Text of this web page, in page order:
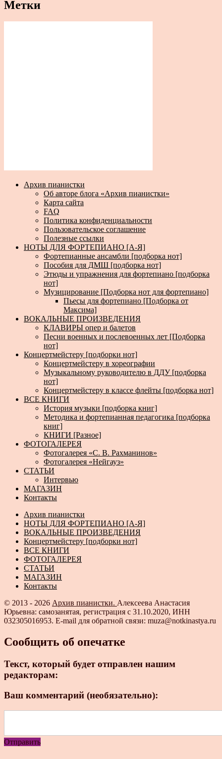
Метки
Архив пианистки
Об авторе блога «Архив пианистки»
Карта сайта
FAQ
Политика конфиденциальности
Пользовательское соглашение
Полезные ссылки
НОТЫ ДЛЯ ФОРТЕПИАНО [А-Я]
Фортепианные ансамбли [подборка нот]
Пособия для ДМШ [подборка нот]
Этюды и упражнения для фортепиано [подборка
нот]
Музицирование [Подборка нот для фортепиано]
Пьесы для фортепиано [Подборка от
Максима]
ВОКАЛЬНЫЕ ПРОИЗВЕДЕНИЯ
КЛАВИРЫ опер и балетов
Песни военных и послевоенных лет [Подборка
нот]
Концертмейстеру [подборки нот]
Концертмейстеру в хореографии
Музыкальному руководителю в ДДУ [подборка
нот]
Концертмейстеру в классе флейты [подборка нот]
ВСЕ КНИГИ
История музыки [подборка книг]
Методика и фортепианная педагогика [подборка
книг]
КНИГИ [Разное]
ФОТОГАЛЕРЕЯ
Фотогалерея «С. В. Рахманинов»
Фотогалерея «Нейгауз»
СТАТЬИ
Интервью
МАГАЗИН
Контакты
Архив пианистки
НОТЫ ДЛЯ ФОРТЕПИАНО [А-Я]
ВОКАЛЬНЫЕ ПРОИЗВЕДЕНИЯ
Концертмейстеру [подборки нот]
ВСЕ КНИГИ
ФОТОГАЛЕРЕЯ
СТАТЬИ
МАГАЗИН
Контакты
© 2013 - 2026 Архив пианистки. Алексеева Анастасия
Юрьевна: самозанятая, регистрация с 31.10.2020, ИНН
032305016953. E-mail для обратной связи: muza@notkinastya.ru
Сообщить об опечатке
Текст, который будет отправлен нашим
редакторам:
Ваш комментарий (необязательно):
Отправить